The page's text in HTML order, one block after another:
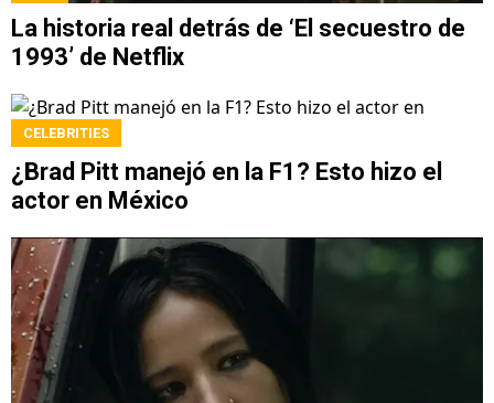
La historia real detrás de ‘El secuestro de
1993’ de Netflix
CELEBRITIES
¿Brad Pitt manejó en la F1? Esto hizo el
actor en México